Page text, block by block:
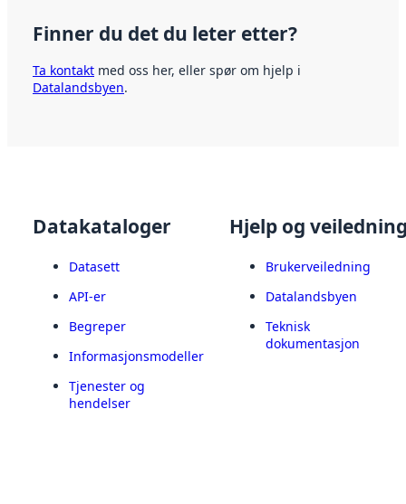
Finner du det du leter etter?
Ta kontakt med oss her, eller spør om hjelp i
Datalandsbyen.
Datakataloger
Datasett
API-er
Begreper
Informasjonsmodeller
Tjenester og
hendelser
Hjelp og
Brukerveiledning
Datalandsbyen
Teknisk
dokumentasjon